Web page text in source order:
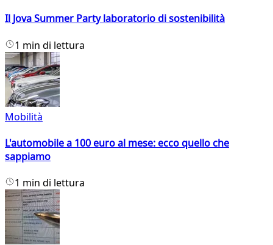
Il Jova Summer Party laboratorio di sostenibilità
1 min di lettura
Mobilità
L'automobile a 100 euro al mese: ecco quello che
sappiamo
1 min di lettura